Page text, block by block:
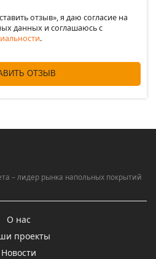
отзыв», я даю согласие на
данных и соглашаюсь c
.
ОТЗЫВ
– лидер рынка напольных покрытий
О нас
проекты
Новости